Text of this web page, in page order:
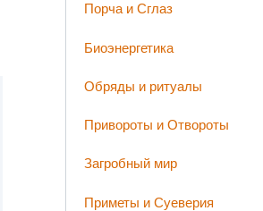
Порча и Сглаз
Биоэнергетика
Обряды и ритуалы
Привороты и Отвороты
Загробный мир
Приметы и Суеверия